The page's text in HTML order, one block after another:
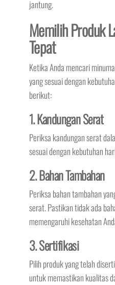
jantung.
Memilih Produk
Tepat
Ketika Anda mencari
yang sesuai dengan
berikut:
1. Kandungan Serat
Periksa kandungan serat
sesuai dengan kebutuhan
2. Bahan Tambahan
Periksa bahan tambahan
serat. Pastikan tidak ada
memengaruhi kesehatan
3. Sertifikasi
Pilih produk yang telah
untuk memastikan kualitas